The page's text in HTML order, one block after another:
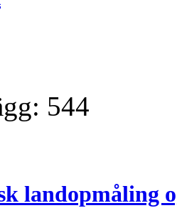
544
landopmåling